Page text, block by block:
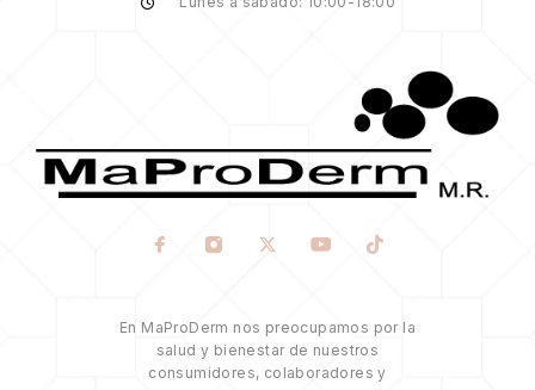
En MaProDerm nos preocupamos por la
salud y bienestar de nuestros
consumidores, colaboradores y